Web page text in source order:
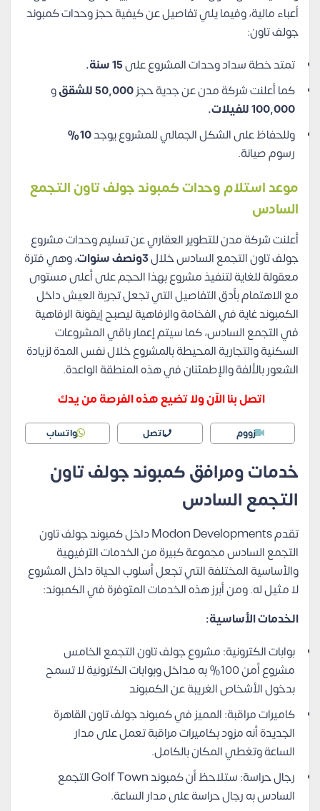
أعباء مالية، وفيما يلي تفاصيل عن كيفية حجز وحدات كمبوند
جولف تاون:
تمتد خطة سداد وحدات المشروع على15 سنة.
كما أعلنت شركة مدن عن جدية حجز50,000 للشقق
و
100,000 للفيلات.
وللحفاظ على الشكل الجمالي للمشروع يوجد10%
رسوم صيانة.
موعد استلام وحداتكمبوند جولف تاون التجمع
السادس
أعلنت شركة مدن للتطوير العقاري عن تسليم وحدات مشروع
جولف تاون التجمع السادس خلال3ونصف سنوات
، وهي فترة
معقولة للغاية لتنفيذ مشروع بهذا الحجم على أعلى مستوى
مع الاهتمام بأدق التفاصيل التي تجعل تجربة العيش داخل
الكمبوند غاية في الفخامة والرفاهية ليصبح إيقونة الرفاهية
في التجمع السادس، كما سيتم إعمار باقي المشروعات
السكنية والتجارية المحيطة بالمشروع خلال نفس المدة لزيادة
الشعور بالألفة والإطمئنان في هذه المنطقة الواعدة.
اتصل بنا الآن ولا تضيع هذه الفرصة من يدك
زووم اتصل واتساب
خدمات ومرافق كمبوند جولف تاون
التجمع السادس
تقدم Modon Developments داخل كمبوند جولف تاون
التجمع السادس مجموعة كبيرة من الخدمات الترفيهية
والأساسية المختلفة التي تجعل أسلوب الحياة داخل المشروع
لا مثيل له. ومن أبرز هذه الخدمات المتوفرة في الكمبوند:
الخدمات الأساسية:
بوابات الكترونية: مشروع جولف تاون التجمع الخامس
مشروع أمن 100% به مداخل وبوابات الكترونية لا تسمح
بدخول الأشخاص الغريبة عن الكمبوند
كاميرات مراقبة: المميز في كمبوند جولف تاون القاهرة
الجديدة أنه مزود بكاميرات مراقبة تعمل على مدار
الساعة وتغطي المكان بالكامل.
رجال حراسة: ستلاحظ أن كمبوند Golf Town التجمع
السادس به رجال حراسة على مدار الساعة.